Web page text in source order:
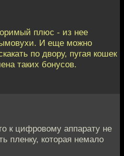
плюс - из нее
И еще можно
по двору, пугая кошек
таких бонусов.
к цифровому аппарату не
пленку, которая немало